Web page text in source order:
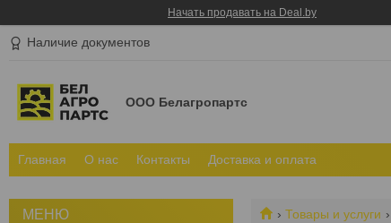
Начать продавать на Deal.by
Наличие документов
ООО Белагропартс
Главная О нас Контакты Доставка и оплата
Товары и услуги